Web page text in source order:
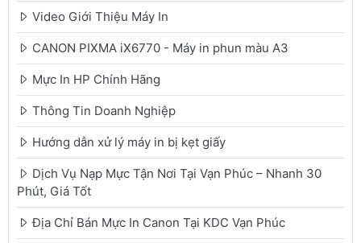
Video Giới Thiệu Máy In
CANON PIXMA iX6770 - Máy in phun màu A3
Mực In HP Chính Hãng
Thông Tin Doanh Nghiệp
Hướng dẫn xử lý máy in bị kẹt giấy
Dịch Vụ Nạp Mực Tận Nơi Tại Vạn Phúc – Nhanh 30
Phút, Giá Tốt
Địa Chỉ Bán Mực In Canon Tại KDC Vạn Phúc